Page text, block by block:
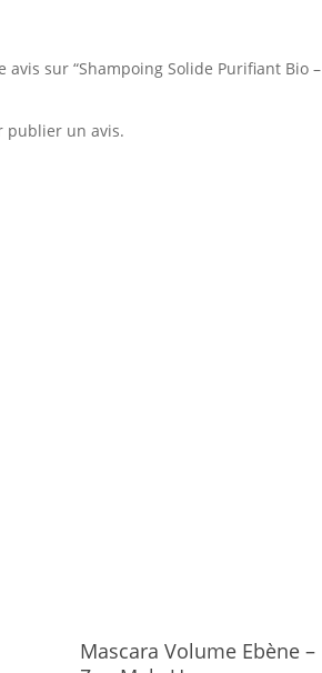
avis sur “Shampoing Solide Purifiant Bio –
publier un avis.
Mascara Volume Ebène –